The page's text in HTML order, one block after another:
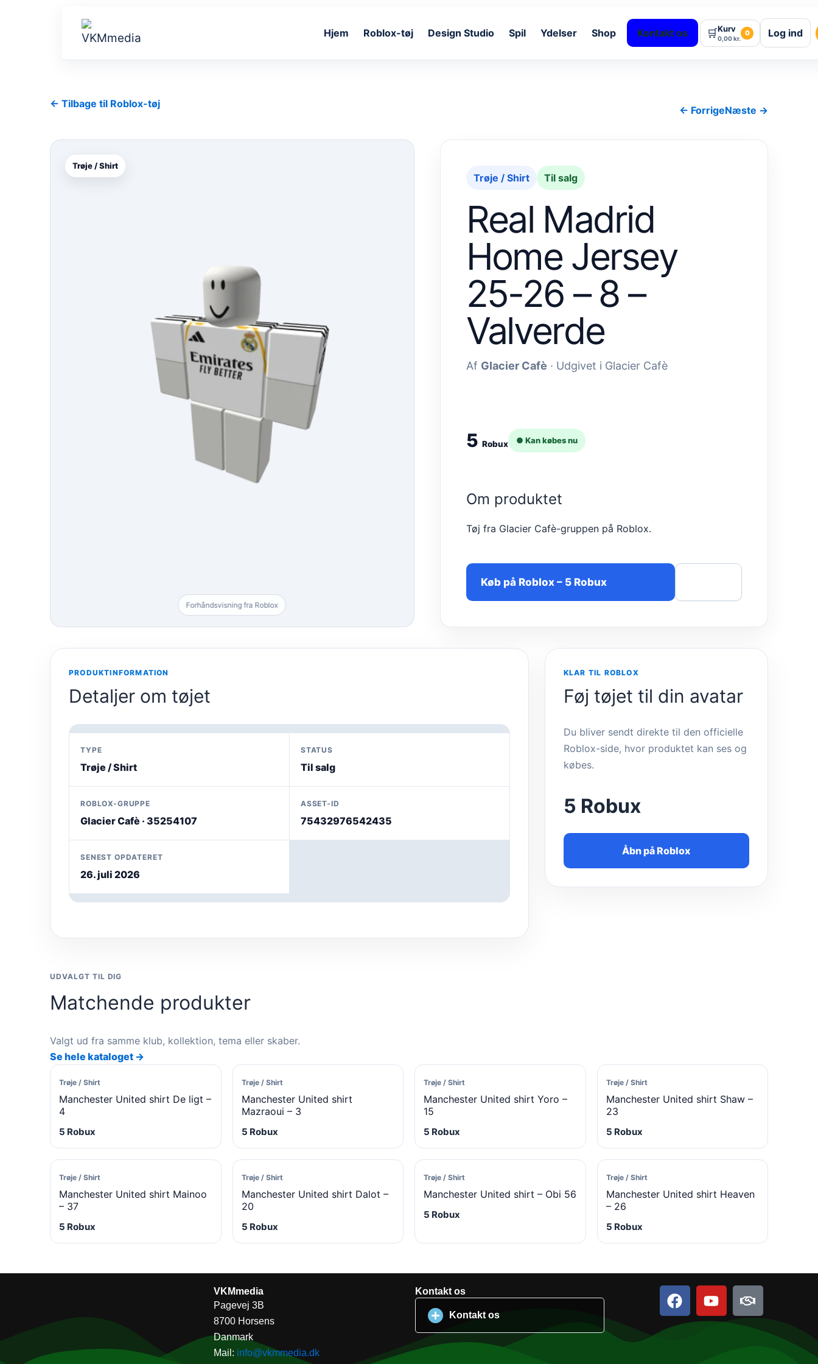
Hjem Roblox-tøj Design Studio Spil Ydelser Shop Kontakt os 🛒Kurv
0,00kr.
0 Log ind
← Tilbage til Roblox-tøj
← ForrigeNæste →
Trøje / Shirt
Forhåndsvisning fra Roblox
Trøje / Shirt Til salg
Real Madrid
Home Jersey
25-26 – 8 –
Valverde
Af Glacier Cafè · Udgivet i Glacier Cafè
5 Robux ● Kan købes nu
Om produktet
Tøj fra Glacier Cafè-gruppen på Roblox.
Køb på Roblox – 5 Robux
PRODUKTINFORMATION
Detaljer om tøjet
TYPE
Trøje / Shirt
STATUS
Til salg
ROBLOX-GRUPPE
Glacier Cafè · 35254107
ASSET-ID
75432976542435
SENEST OPDATERET
26. juli 2026
KLAR TIL ROBLOX
Føj tøjet til din avatar
Du bliver sendt direkte til den officielle
Roblox-side, hvor produktet kan ses og
købes.
5 Robux
Åbn på Roblox
UDVALGT TIL DIG
Matchende produkter
Valgt ud fra samme klub, kollektion, tema eller skaber.
Se hele kataloget →
Trøje / Shirt
Manchester United shirt De ligt –
4
5 Robux
Trøje / Shirt
Manchester United shirt
Mazraoui – 3
5 Robux
Trøje / Shirt
Manchester United shirt Yoro –
15
5 Robux
Trøje / Shirt
Manchester United shirt Shaw –
23
5 Robux
Trøje / Shirt
Manchester United shirt Mainoo
– 37
5 Robux
Trøje / Shirt
Manchester United shirt Dalot –
20
5 Robux
Trøje / Shirt
Manchester United shirt – Obi 56
5 Robux
Trøje / Shirt
Manchester United shirt Heaven
– 26
5 Robux
VKMmedia
Pagevej 3B
8700 Horsens
Danmark
Mail: info@vkmmedia.dk
Kontakt os
Kontakt os
F
a
c
Y
o
u
H
a
n